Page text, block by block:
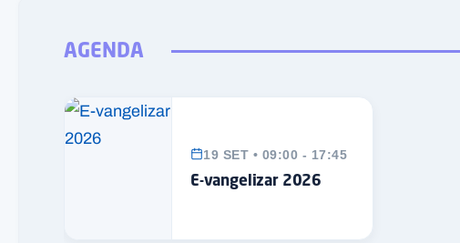
AGENDA
19 SET • 09:00 - 17:45
E-vangelizar 2026